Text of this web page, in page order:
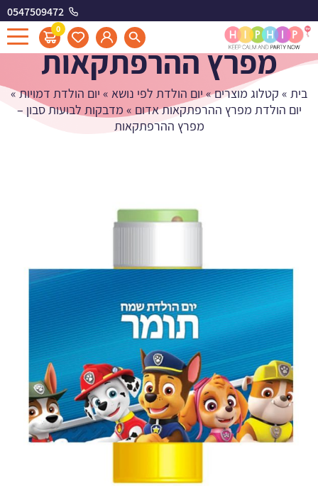
0547509472
0
מדבקות לבועות סבון -
מפרץ ההרפתקאות
בית » קטלוג מוצרים»יום הולדת לפי נושא » יום הולדת דמויות»
יום הולדת מפרץ ההרפתקאות אדום » מדבקות לבועות סבון –
מפרץ ההרפתקאות